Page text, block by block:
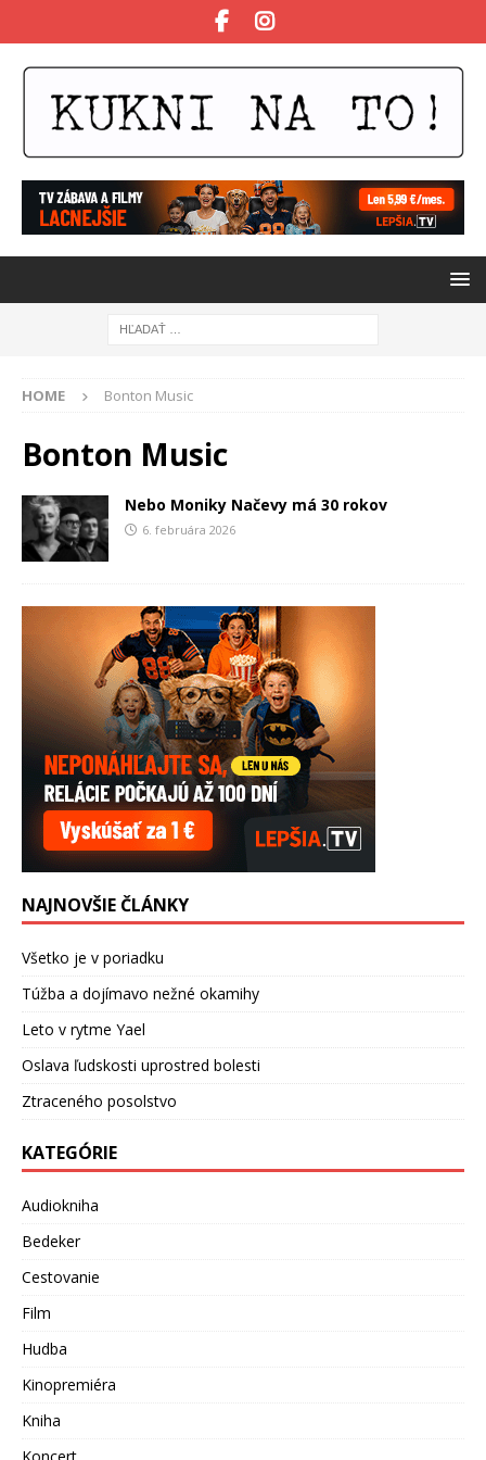
HOME Bonton Music
Bonton Music
Nebo Moniky Načevy má 30 rokov
6. februára 2026
NAJNOVŠIE ČLÁNKY
Všetko je v poriadku
Túžba a dojímavo nežné okamihy
Leto v rytme Yael
Oslava ľudskosti uprostred bolesti
Ztraceného posolstvo
KATEGÓRIE
Audiokniha
Bedeker
Cestovanie
Film
Hudba
Kinopremiéra
Kniha
Koncert